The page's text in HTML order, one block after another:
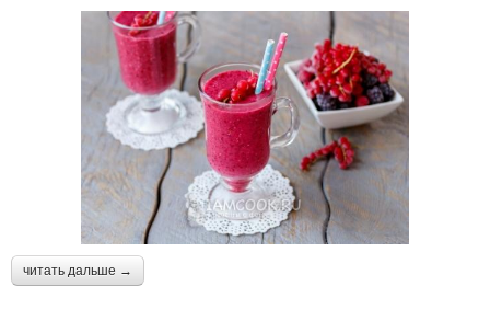
читать дальше →